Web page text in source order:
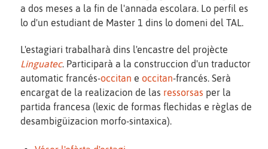
a dos meses a la fin de l'annada escolara. Lo perfil es
lo d'un estudiant de Master 1 dins lo domeni del TAL.
L'estagiari trabalharà dins l'encastre del projècte
Linguatec. Participarà a la construccion d'un traductor
automatic francés-occitan e occitan-francés. Serà
encargat de la realizacion de las ressorsas per la
partida francesa (lexic de formas flechidas e règlas de
desambigüizacion morfo-sintaxica).